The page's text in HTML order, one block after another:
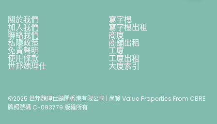
關於我們 寫字樓
加入我們 寫字樓出租
聯絡我們 商廈
私隱政策 商舖出租
免責聲明 工廈
使用條款 工廈出租
世邦魏理仕 大廈索引
©2025 世邦魏理仕顧問香港有限公司 | 尚簽 Value Properties From CBRE
牌照號碼 C-093779 版權所有